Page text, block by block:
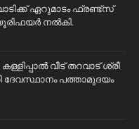
ഏറുമാടം ഫ്രണ്ട്സ്
നൽകി.
വീട് തറവാട് ശ്രീ
ദേവസ്ഥാനം പത്താമുദയം